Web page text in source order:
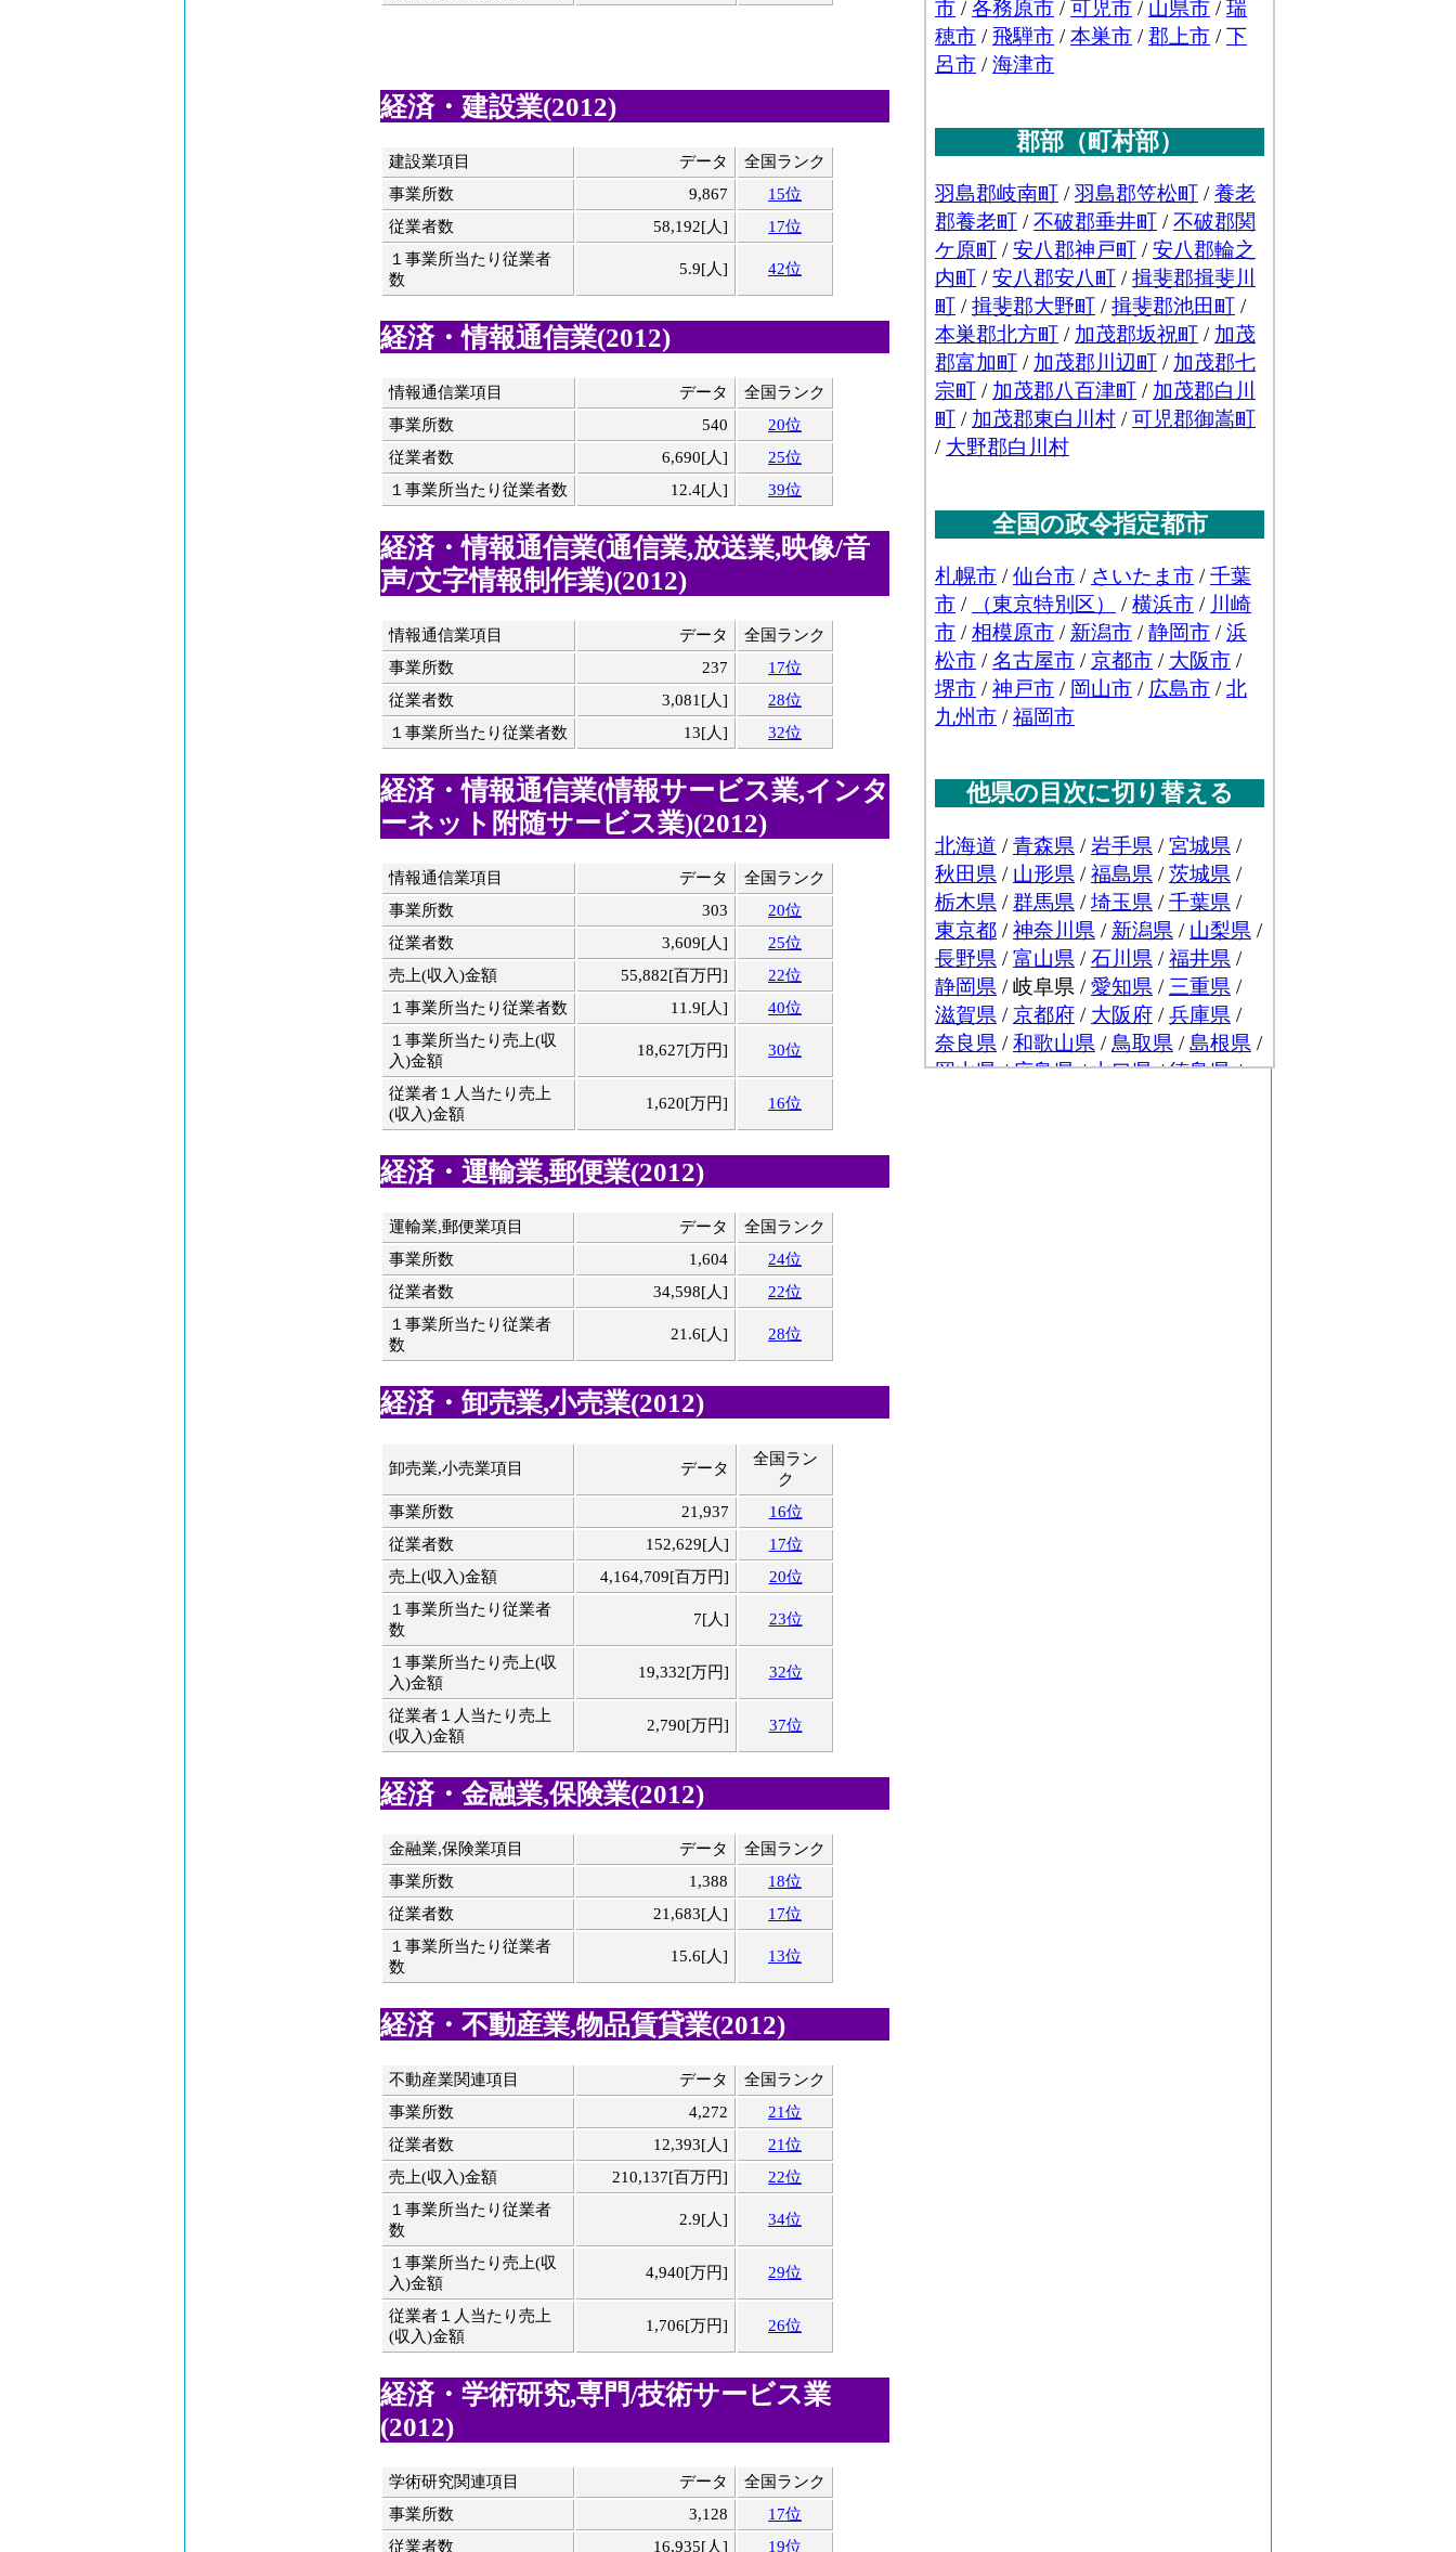
経済・建設業(2012)
建設業項目 データ
全国ランク
事業所数
9,867
15位
従業者数
58,192[人]
17位
１事業所当たり従業者
数
5.9[人] 42位
経済・情報通信業(2012)
情報通信業項目 データ
全国ランク
事業所数
540
20位
従業者数
6,690[人]
25位
１事業所当たり従業者数
12.4[人] 39位
経済・情報通信業(通信業,放送業,映像/音
声/文字情報制作業)(2012)
情報通信業項目 データ
全国ランク
事業所数
237
17位
従業者数
3,081[人]
28位
１事業所当たり従業者数
13[人] 32位
経済・情報通信業(情報サービス業,インタ
ーネット附随サービス業)(2012)
情報通信業項目 データ
全国ランク
事業所数
303
20位
従業者数
3,609[人]
25位
売上(収入)金額
55,882[百万円]
22位
１事業所当たり従業者数
11.9[人]
40位
１事業所当たり売上(収
入)金額
18,627[万円] 30位
従業者１人当たり売上
(収入)金額
1,620[万円] 16位
経済・運輸業,郵便業(2012)
運輸業,郵便業項目 データ
全国ランク
事業所数
1,604
24位
従業者数
34,598[人]
22位
１事業所当たり従業者
数
21.6[人] 28位
経済・卸売業,小売業(2012)
卸売業,小売業項目 データ
全国ラン
ク
事業所数
21,937
16位
従業者数
152,629[人]
17位
売上(収入)金額
4,164,709[百万円]
20位
１事業所当たり従業者
数
7[人] 23位
１事業所当たり売上(収
入)金額
19,332[万円] 32位
従業者１人当たり売上
(収入)金額
2,790[万円] 37位
経済・金融業,保険業(2012)
金融業,保険業項目 データ
全国ランク
事業所数
1,388
18位
従業者数
21,683[人]
17位
１事業所当たり従業者
数
15.6[人] 13位
経済・不動産業,物品賃貸業(2012)
不動産業関連項目 データ
全国ランク
事業所数
4,272
21位
従業者数
12,393[人]
21位
売上(収入)金額
210,137[百万円]
22位
１事業所当たり従業者
数
2.9[人] 34位
１事業所当たり売上(収
入)金額
4,940[万円] 29位
従業者１人当たり売上
(収入)金額
1,706[万円] 26位
経済・学術研究,専門/技術サービス業
(2012)
学術研究関連項目 データ
全国ランク
事業所数
3,128
17位
従業者数
16,935[人] 19位